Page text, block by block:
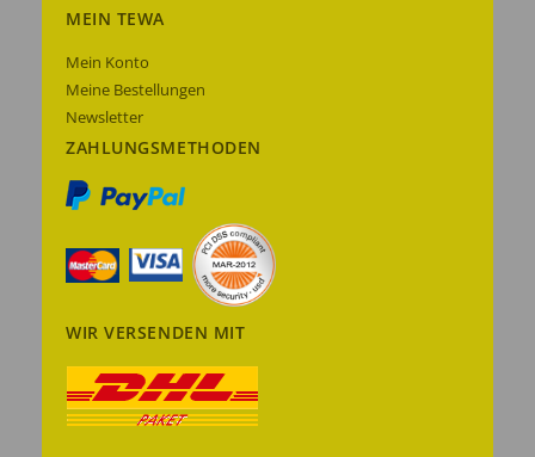
MEIN TEWA
Mein Konto
Meine Bestellungen
Newsletter
ZAHLUNGSMETHODEN
WIR VERSENDEN MIT